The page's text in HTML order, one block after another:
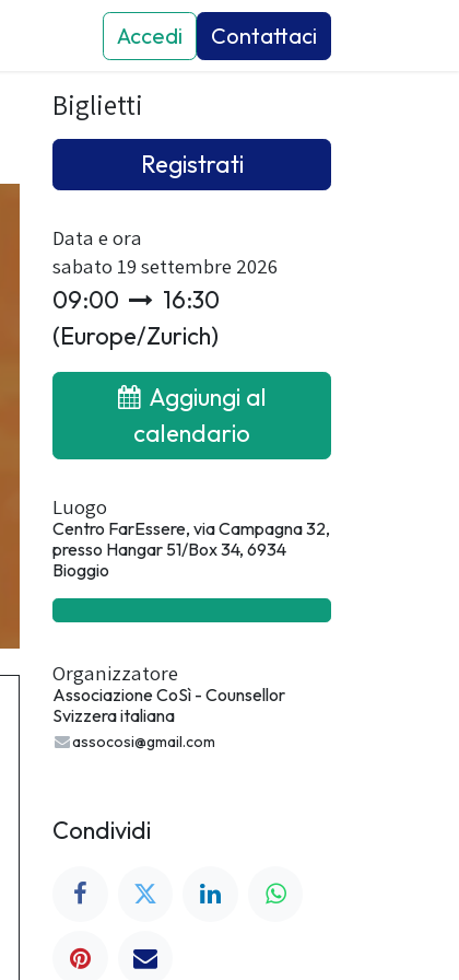
News
Accedi Contattaci
Biglietti
Registrati
Data e ora
sabato 19 settembre 2026
09:00
16:30
(Europe/Zurich)
Aggiungi al
calendario
Luogo
Centro FarEssere, via Campagna 32,
presso Hangar 51/Box 34, 6934
Bioggio
Organizzatore
Associazione CoSì - Counsellor
Svizzera italiana
assocosi@gmail.com
Condividi